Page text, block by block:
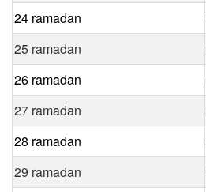
24 ramadan
25 ramadan
26 ramadan
27 ramadan
28 ramadan
29 ramadan